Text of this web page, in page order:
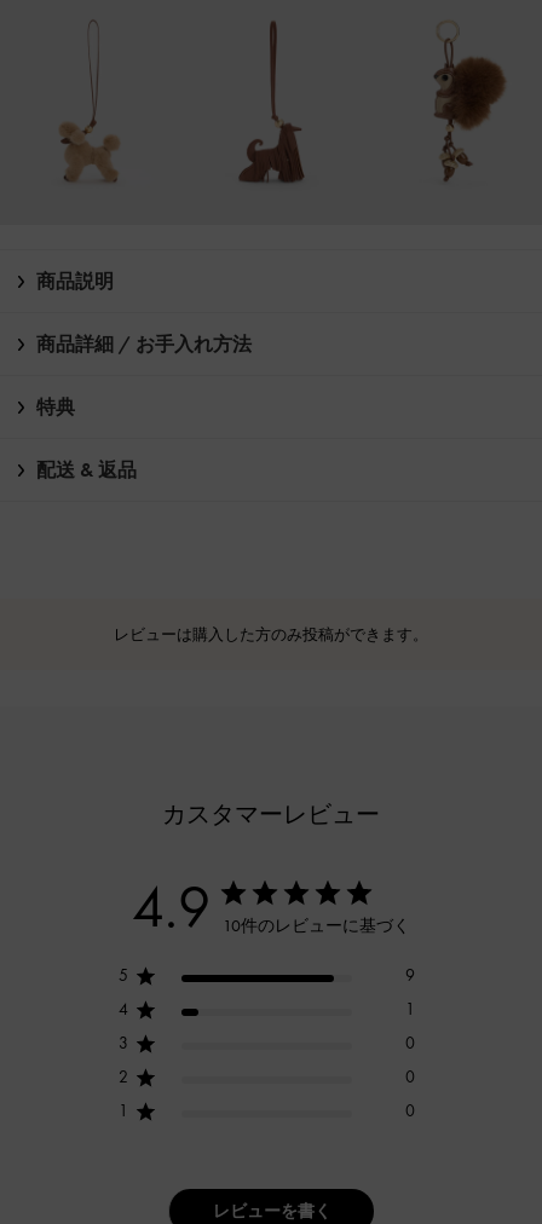
商品説明
商品詳細 / お手入れ方法
特典
配送 & 返品
レビューは購入した方のみ投稿ができます。
カスタマーレビュー
4.9 10件のレビューに基づく
5
9
4
1
3
0
2
0
1
0
レビューを書く